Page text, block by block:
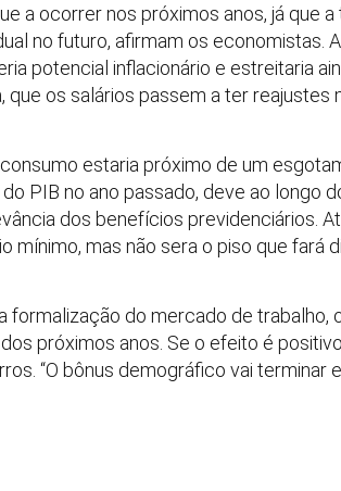
a ocorrer nos próximos anos, já que
no futuro, afirmam os economistas.
potencial inflacionário e estreitaria
que os salários passem a ter
estaria próximo de um
PIB no ano passado, deve ao longo
dos benefícios previdenciários.
mas não sera o piso que fará
do mercado de trabalho,
próximos anos. Se o efeito é
“O bônus demográfico vai terminar